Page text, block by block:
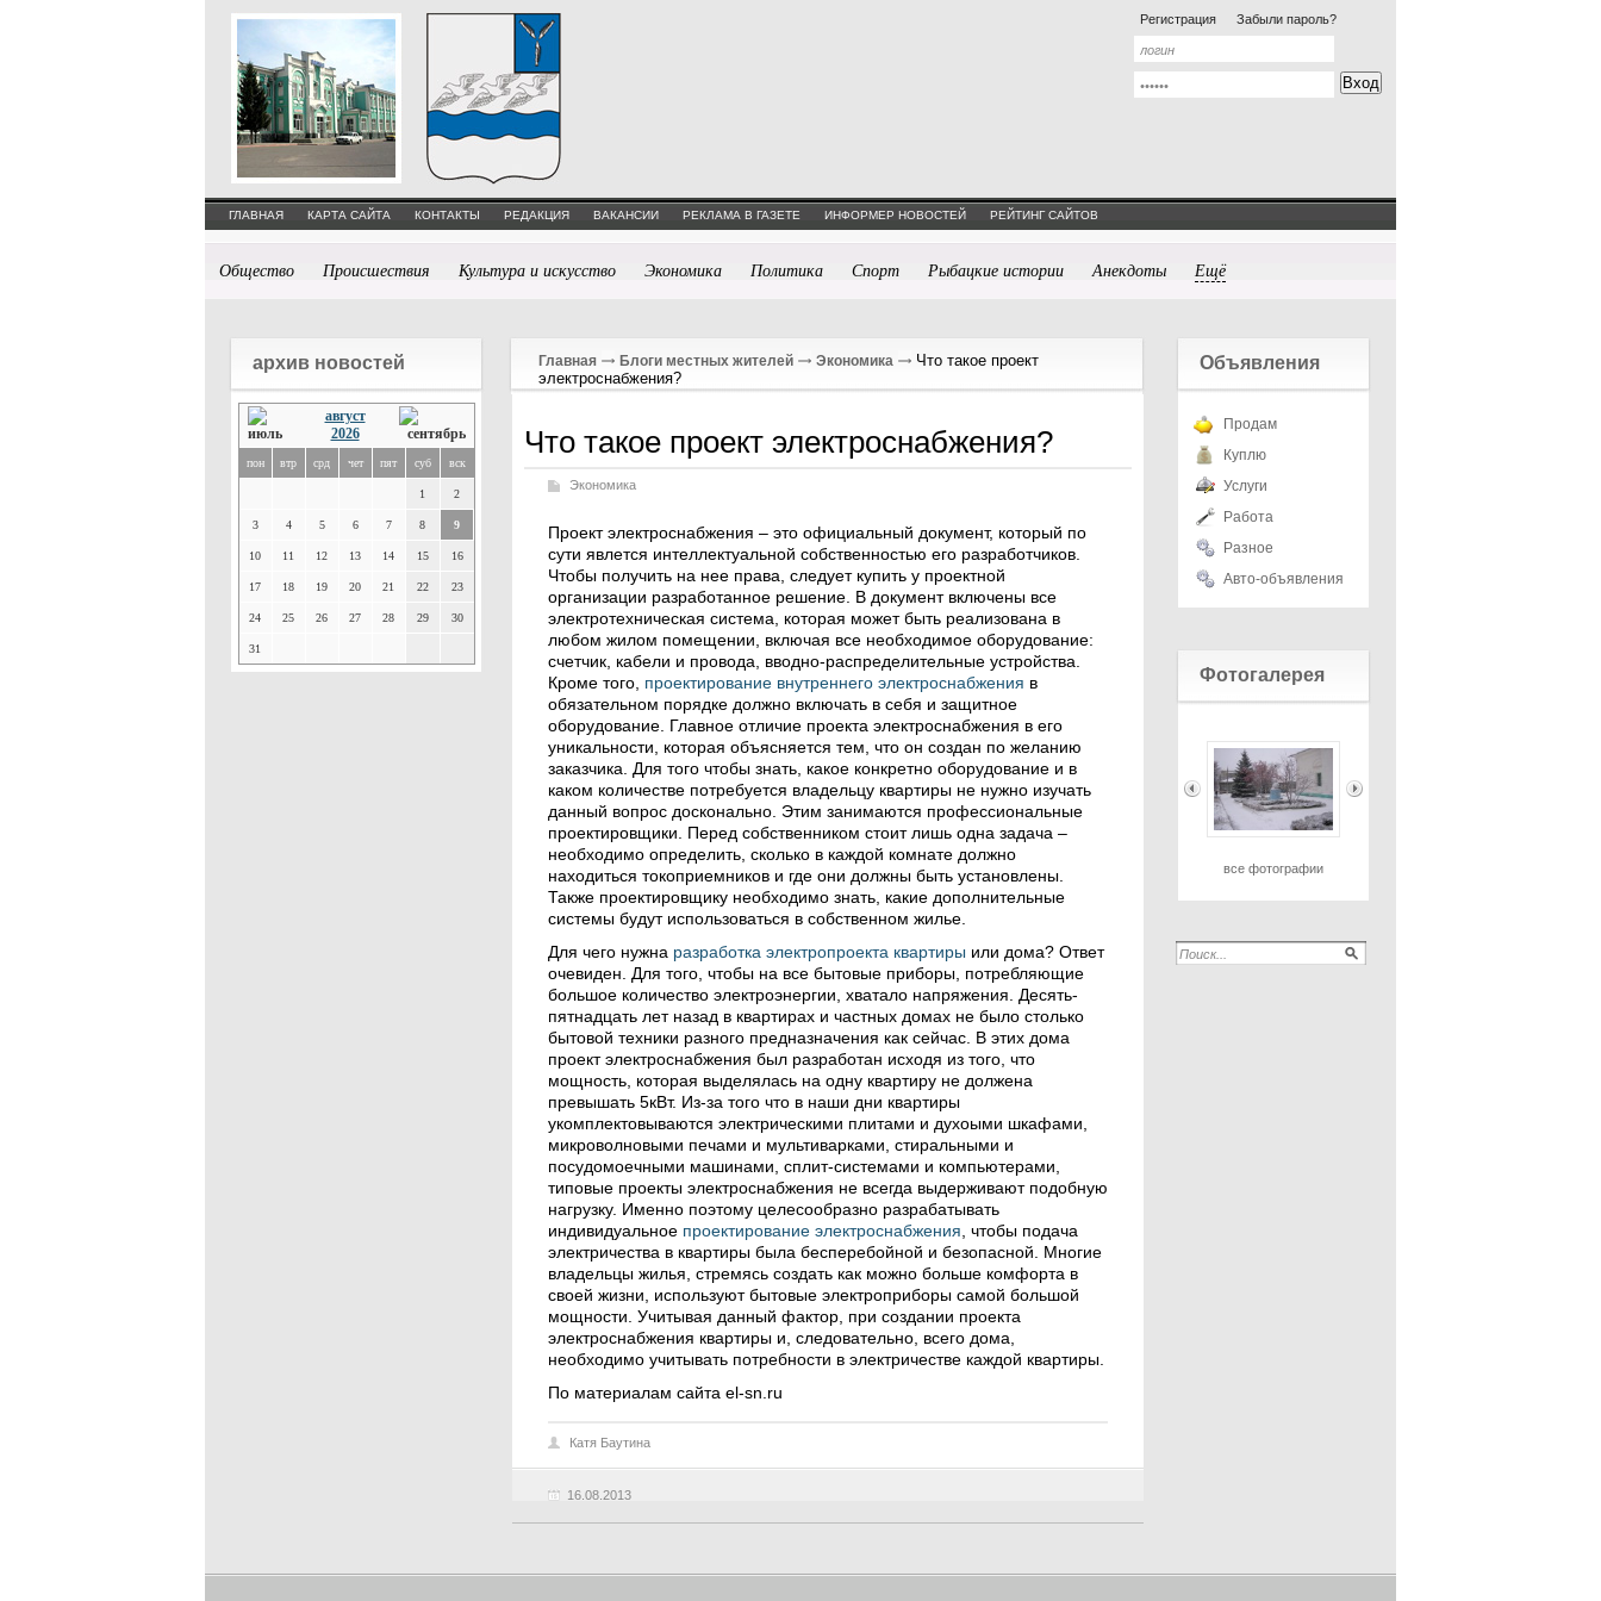
Регистрация Забыли пароль?
ГЛАВНАЯ КАРТА САЙТА КОНТАКТЫ РЕДАКЦИЯ ВАКАНСИИ РЕКЛАМА В ГАЗЕТЕ ИНФОРМЕР НОВОСТЕЙ РЕЙТИНГ САЙТОВ
Общество Происшествия Культура и искусство Экономика Политика Спорт Рыбацкие истории Анекдоты Ещё
архив новостей
август
2026
пон втр срд чет пят суб вск
1 2
3 4 5 6 7 8 9
10 11 12 13 14 15 16
17 18 19 20 21 22 23
24 25 26 27 28 29 30
31
Главная Блоги местных жителей Экономика
Что такое проект
электроснабжения?
Что такое проект электроснабжения?
Экономика
Проект электроснабжения – это официальный документ, который по
сути явлется интеллектуальной собственностью его разработчиков.
Чтобы получить на нее права, следует купить у проектной
организации разработанное решение. В документ включены все
электротехническая система, которая может быть реализована в
любом жилом помещении, включая все необходимое оборудование:
счетчик, кабели и провода, вводно-распределительные устройства.
Кроме того, проектирование внутреннего электроснабжения в
обязательном порядке должно включать в себя и защитное
оборудование. Главное отличие проекта электроснабжения в его
уникальности, которая объясняется тем, что он создан по желанию
заказчика. Для того чтобы знать, какое конкретно оборудование и в
каком количестве потребуется владельцу квартиры не нужно изучать
данный вопрос досконально. Этим занимаются профессиональные
проектировщики. Перед собственником стоит лишь одна задача –
необходимо определить, сколько в каждой комнате должно
находиться токоприемников и где они должны быть установлены.
Также проектировщику необходимо знать, какие дополнительные
системы будут использоваться в собственном жилье.
Для чего нужна разработка электропроекта квартиры или дома? Ответ
очевиден. Для того, чтобы на все бытовые приборы, потребляющие
большое количество электроэнергии, хватало напряжения. Десять-
пятнадцать лет назад в квартирах и частных домах не было столько
бытовой техники разного предназначения как сейчас. В этих дома
проект электроснабжения был разработан исходя из того, что
мощность, которая выделялась на одну квартиру не должена
превышать 5кВт. Из-за того что в наши дни квартиры
укомплектовываются электрическими плитами и духоыми шкафами,
микроволновыми печами и мультиварками, стиральными и
посудомоечными машинами, сплит-системами и компьютерами,
типовые проекты электроснабжения не всегда выдерживают подобную
нагрузку. Именно поэтому целесообразно разрабатывать
индивидуальное проектирование электроснабжения , чтобы подача
электричества в квартиры была бесперебойной и безопасной. Многие
владельцы жилья, стремясь создать как можно больше комфорта в
своей жизни, используют бытовые электроприборы самой большой
мощности. Учитывая данный фактор, при создании проекта
электроснабжения квартиры и, следовательно, всего дома,
необходимо учитывать потребности в электричестве каждой квартиры.
По материалам сайта el-sn.ru
16.08.2013
Катя Баутина
Объявления
Продам
Куплю
Услуги
Работа
Разное
Авто-объявления
Фотогалерея
все фотографии